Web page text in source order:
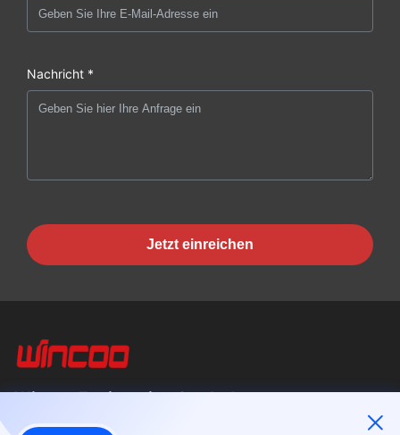
Nachricht *
Jetzt einreichen
Wincoo Engineering Co., Ltd.